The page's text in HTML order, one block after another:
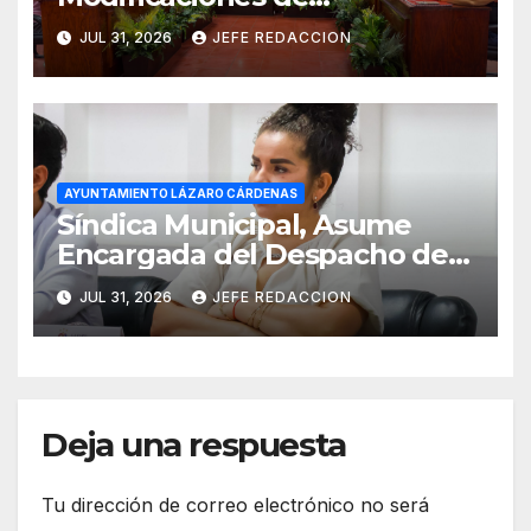
Presupuesto en CAPALAC
JUL 31, 2026 JEFE REDACCION
AYUNTAMIENTO LÁZARO CÁRDENAS
Síndica Municipal, Asume
Encargada del Despacho de
Presidencia
JUL 31, 2026 JEFE REDACCION
Deja una respuesta
Tu dirección de correo electrónico no será